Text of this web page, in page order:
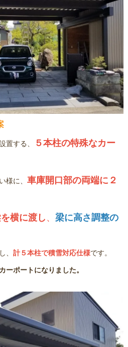
する、
５本柱の特殊なカー
に、 車庫開口部の両端に２
横に渡し、 梁に高さ調整の
、 計５本柱で積雪対応仕様です。
ポートになりました。